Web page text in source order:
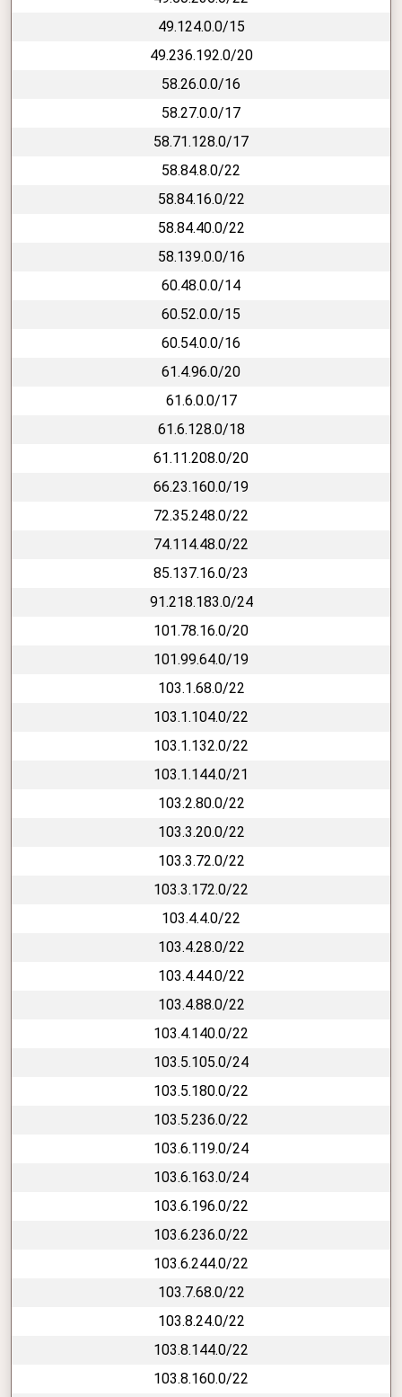
49.124.0.0/15
49.236.192.0/20
58.26.0.0/16
58.27.0.0/17
58.71.128.0/17
58.84.8.0/22
58.84.16.0/22
58.84.40.0/22
58.139.0.0/16
60.48.0.0/14
60.52.0.0/15
60.54.0.0/16
61.4.96.0/20
61.6.0.0/17
61.6.128.0/18
61.11.208.0/20
66.23.160.0/19
72.35.248.0/22
74.114.48.0/22
85.137.16.0/23
91.218.183.0/24
101.78.16.0/20
101.99.64.0/19
103.1.68.0/22
103.1.104.0/22
103.1.132.0/22
103.1.144.0/21
103.2.80.0/22
103.3.20.0/22
103.3.72.0/22
103.3.172.0/22
103.4.4.0/22
103.4.28.0/22
103.4.44.0/22
103.4.88.0/22
103.4.140.0/22
103.5.105.0/24
103.5.180.0/22
103.5.236.0/22
103.6.119.0/24
103.6.163.0/24
103.6.196.0/22
103.6.236.0/22
103.6.244.0/22
103.7.68.0/22
103.8.24.0/22
103.8.144.0/22
103.8.160.0/22